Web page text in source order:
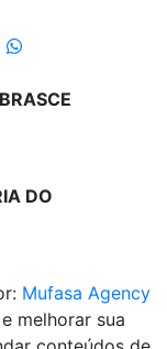
DO
Mufasa Agency
melhorar sua